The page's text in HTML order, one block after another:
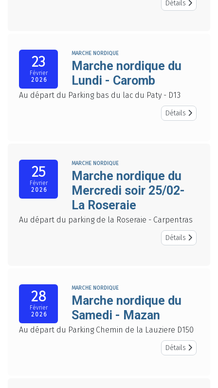
Détails
23
Février
2026
MARCHE NORDIQUE
Marche nordique du
Lundi - Caromb
Au départ du Parking bas du lac du Paty - D13
Détails
25
Février
2026
MARCHE NORDIQUE
Marche nordique du
Mercredi soir 25/02-
La Roseraie
Au départ du parking de la Roseraie - Carpentras
Détails
28
Février
2026
MARCHE NORDIQUE
Marche nordique du
Samedi - Mazan
Au départ du Parking Chemin de la Lauziere D150
Détails